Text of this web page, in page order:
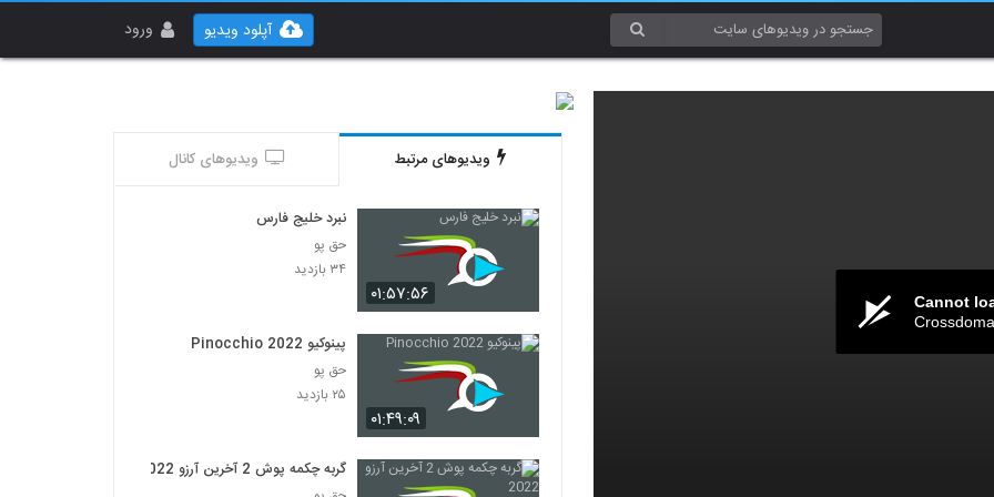
ورود آپلود ویدیو
Cannot
ویدیوهای مرتبط ویدیوهای کانال
۰۱:۵۷:۵۶
نبرد خلیج فارس
حق پو
۳۴ بازدید
۰۱:۴۹:۰۹
پینوکیو Pinocchio 2022
حق پو
۲۵ بازدید
گربه چکمه پوش 2 آخرین آرزو 2022